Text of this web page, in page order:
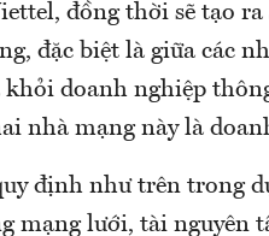
đồng thời sẽ tạo
đặc biệt là giữa các
khỏi doanh nghiệp
nhà mạng này là
định như trên trong
mạng lưới, tài nguyên